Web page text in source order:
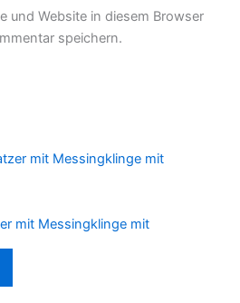
und Website in diesem Browser
speichern.
mit Messingklinge mit